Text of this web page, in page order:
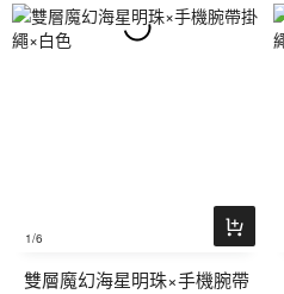
1/6
雙層魔幻海星明珠×手機腕帶